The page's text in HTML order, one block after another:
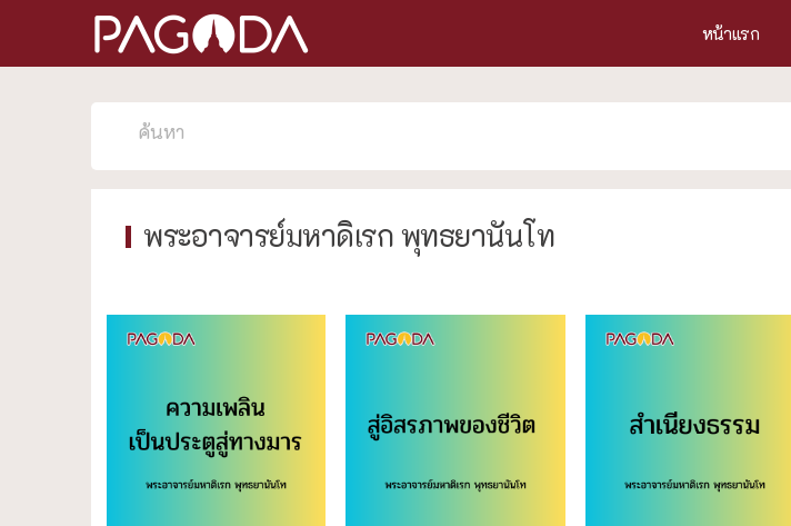
หน้าแรก
พระอาจารย์มหาดิเรก พุทธยานันโท